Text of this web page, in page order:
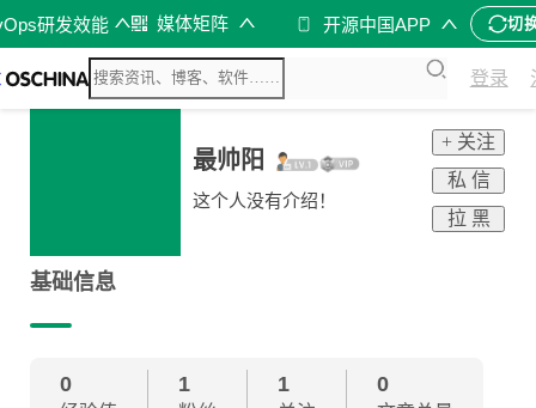
研发效能 媒体矩阵 开源中国APP 切
登录
最帅阳
这个人没有介绍！
+ 关注
私 信
拉 黑
基础信息
0 1 1 0